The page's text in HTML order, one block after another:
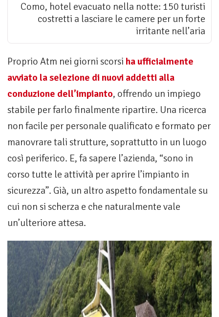
Como, hotel evacuato nella notte: 150 turisti
costretti a lasciare le camere per un forte
irritante nell’aria
Proprio Atm nei giorni scorsi ha ufficialmente
avviato la selezione di nuovi addetti alla
conduzione dell’impianto, offrendo un impiego
stabile per farlo finalmente ripartire. Una ricerca
non facile per personale qualificato e formato per
manovrare tali strutture, soprattutto in un luogo
così periferico. E, fa sapere l’azienda, “sono in
corso tutte le attività per aprire l’impianto in
sicurezza”. Già, un altro aspetto fondamentale su
cui non si scherza e che naturalmente vale
un’ulteriore attesa.